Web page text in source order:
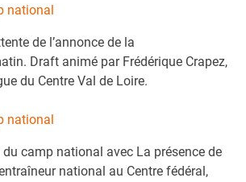
de l’annonce de la
Draft animé par Frédérique Crapez,
du Centre Val de Loire.
camp national avec La présence de
national au Centre fédéral,